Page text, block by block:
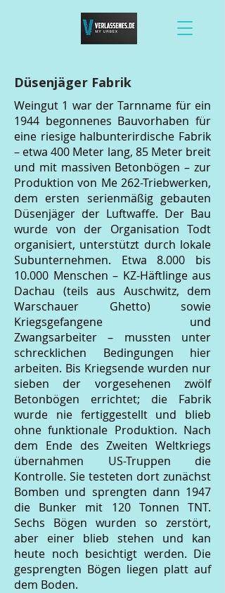
Düsenjäger Fabrik
Weingut 1 war der Tarnname für ein
1944 begonnenes Bauvorhaben für
eine riesige halbunterirdische Fabrik
– etwa 400 Meter lang, 85 Meter breit
und mit massiven Betonbögen – zur
Produktion von Me 262-Triebwerken,
dem ersten serienmäßig gebauten
Düsenjäger der Luftwaffe. Der Bau
wurde von der Organisation Todt
organisiert, unterstützt durch lokale
Subunternehmen. Etwa 8.000 bis
10.000 Menschen – KZ-Häftlinge aus
Dachau (teils aus Auschwitz, dem
Warschauer Ghetto) sowie
Kriegsgefangene und
Zwangsarbeiter – mussten unter
schrecklichen Bedingungen hier
arbeiten. Bis Kriegsende wurden nur
sieben der vorgesehenen zwölf
Betonbögen errichtet; die Fabrik
wurde nie fertiggestellt und blieb
ohne funktionale Produktion. Nach
dem Ende des Zweiten Weltkriegs
übernahmen US-Truppen die
Kontrolle. Sie testeten dort zunächst
Bomben und sprengten dann 1947
die Bunker mit 120 Tonnen TNT.
Sechs Bögen wurden so zerstört,
aber einer blieb stehen und kan
heute noch besichtigt werden. Die
gesprengten Bögen liegen platt auf
dem Boden.